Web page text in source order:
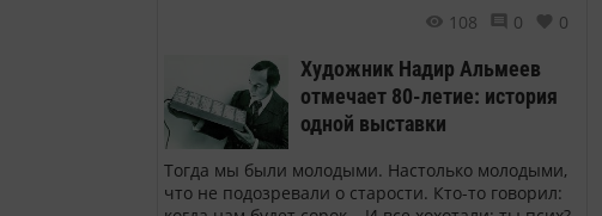
108
0 0
Художник Надир Альмеев
отмечает 80-летие: история
одной выставки
Тогда мы были молодыми. Настолько молодыми,
что не подозревали о старости. Кто-то говорил: